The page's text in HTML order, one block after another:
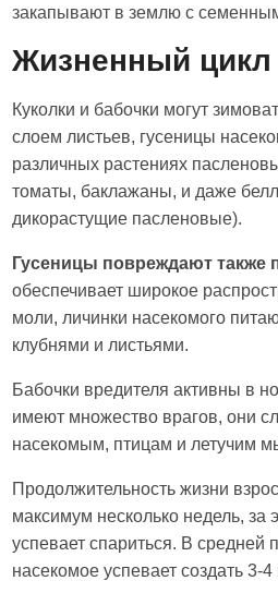
закапывают в землю с
Жизненный цикл
Куколки и бабочки могут
слоем листьев, гусеницы
различных растениях
томаты, баклажаны, и даже
дикорастущие пасленовые).
Гусеницы повреждают также
обеспечивает широкое
моли, личинки насекомого
клубнями и листьями.
Бабочки вредителя активны в
имеют множество врагов, они
насекомым, птицам и летучим
Продолжительность жизни
максимум несколько недель, за
успевает спариться. В средней
насекомое успевает создать 3-